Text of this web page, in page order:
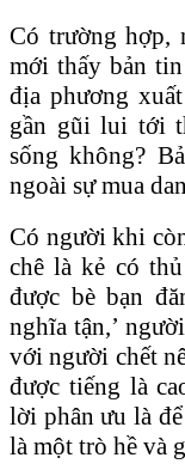
Có trường hợp,
mới thấy bản
địa phương
gần gũi lui tới
sống không?
ngoài sự mua
Có người khi
chê là kẻ có
được bè bạn
nghĩa tận,’
với người chết
được tiếng là
lời phân ưu là
là một trò hề và